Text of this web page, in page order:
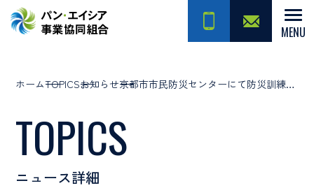
MENU
ホームTOPICSお知らせ 京都市市民防災センターにて防災訓練を実施
TOPICS
ニュース詳細